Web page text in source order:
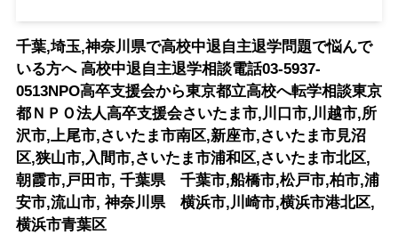
千葉,埼玉,神奈川県で高校中退自主退学問題で悩んで
いる方へ 高校中退自主退学相談電話03-5937-
0513NPO高卒支援会から東京都立高校へ転学相談東京
都ＮＰＯ法人高卒支援会さいたま市,川口市,川越市,所
沢市,上尾市,さいたま市南区,新座市,さいたま市見沼
区,狭山市,入間市,さいたま市浦和区,さいたま市北区,
朝霞市,戸田市, 千葉県 千葉市,船橋市,松戸市,柏市,浦
安市,流山市, 神奈川県 横浜市,川崎市,横浜市港北区,
横浜市青葉区